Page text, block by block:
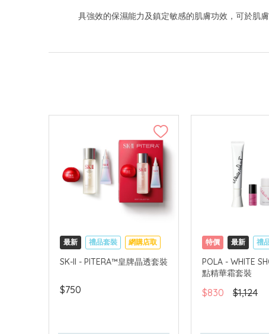
具強效的保濕能力及鎮定敏感的肌膚功效，可於肌
最新 禮品套裝
網購店取
可中國內地配送
SK-II - PITERA™皇牌晶透套裝
$750
特價 最新
禮
網購店取
可中國
POLA - WHITE
點精華霜套裝
$830 $1,124